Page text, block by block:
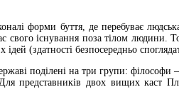
форми буття, де перебуває
свого існування поза тілом людини.
(здатності безпосередньо
поділені на три групи:
представників двох вищих каст